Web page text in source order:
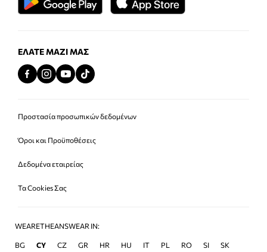
ΕΛΆΤΕ ΜΑΖΊ ΜΑΣ
Προστασία προσωπικών δεδομένων
Όροι και Προϋποθέσεις
Δεδομένα εταιρείας
Τα Cookies Σας
WEARETHEANSWEAR IN:
BG CY CZ GR HR HU IT PL RO SI SK